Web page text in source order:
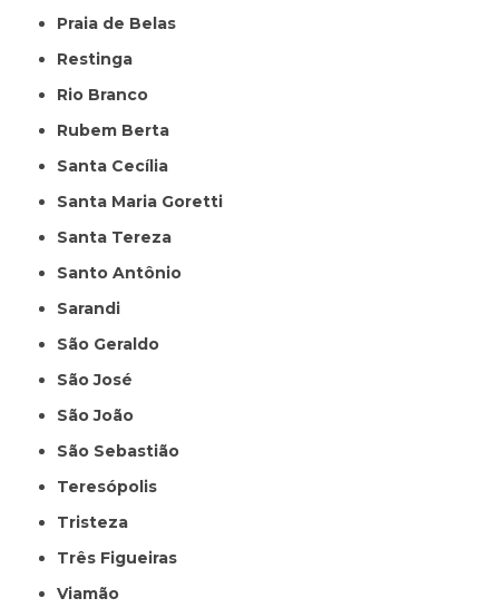
Praia de Belas
Restinga
Rio Branco
Rubem Berta
Santa Cecília
Santa Maria Goretti
Santa Tereza
Santo Antônio
Sarandi
São Geraldo
São José
São João
São Sebastião
Teresópolis
Tristeza
Três Figueiras
Viamão